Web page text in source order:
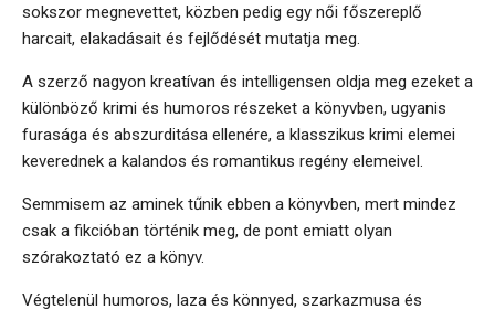
sokszor megnevettet, közben pedig egy női főszereplő
harcait, elakadásait és fejlődését mutatja meg.
A szerző nagyon kreatívan és intelligensen oldja meg ezeket a
különböző krimi és humoros részeket a könyvben, ugyanis
furasága és abszurditása ellenére, a klasszikus krimi elemei
keverednek a kalandos és romantikus regény elemeivel.
Semmisem az aminek tűnik ebben a könyvben, mert mindez
csak a fikcióban történik meg, de pont emiatt olyan
szórakoztató ez a könyv.
Végtelenül humoros, laza és könnyed, szarkazmusa és